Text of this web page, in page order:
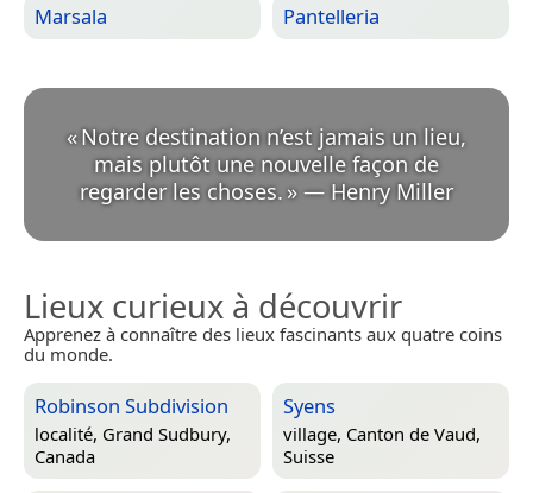
Marsala Pantelleria
«Notre destination n’est jamais un lieu,
mais plutôt une nouvelle façon de
regarder les choses. » — Henry Miller
Lieux curieux à découvrir
Apprenez à connaître des lieux fascinants aux quatre coins
du monde.
Robinson Subdivision
localité, Grand Sudbury,
Canada
Syens
village, Canton de Vaud,
Suisse